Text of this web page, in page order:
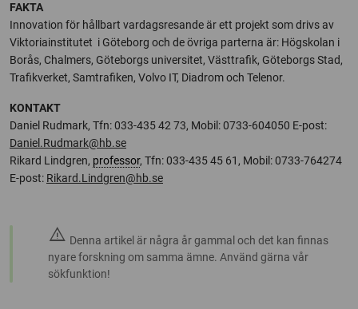
FAKTA
Innovation för hållbart vardagsresande är ett projekt som drivs av
Viktoriainstitutet i Göteborg och de övriga parterna är: Högskolan i
Borås, Chalmers, Göteborgs universitet, Västtrafik, Göteborgs Stad,
Trafikverket, Samtrafiken, Volvo IT, Diadrom och Telenor.
KONTAKT
Daniel Rudmark, Tfn: 033-435 42 73, Mobil: 0733-604050 E-post:
Daniel.Rudmark@hb.se
Rikard Lindgren, professor, Tfn: 033-435 45 61, Mobil: 0733-764274
E-post: Rikard.Lindgren@hb.se
warning Denna artikel är några år gammal och det kan finnas
nyare forskning om samma ämne. Använd gärna vår
sökfunktion!